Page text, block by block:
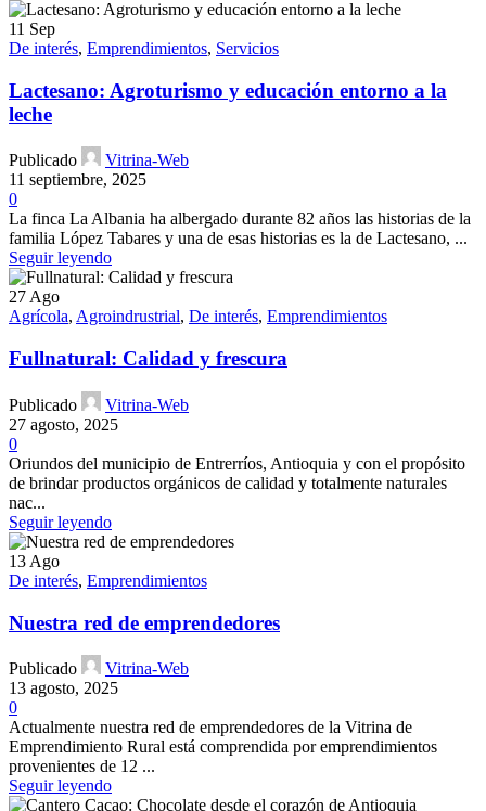
11 Sep
De interés, Emprendimientos, Servicios
Lactesano: Agroturismo y educación entorno a la
leche
Publicado
Vitrina-Web
11 septiembre, 2025
0
La finca La Albania ha albergado durante 82 años las historias de la
familia López Tabares y una de esas historias es la de Lactesano, ...
Seguir leyendo
27Ago
Agrícola, Agroindrustrial, De interés, Emprendimientos
Fullnatural: Calidad y frescura
Publicado
Vitrina-Web
27 agosto, 2025
0
Oriundos del municipio de Entrerríos, Antioquia y con el propósito
de brindar productos orgánicos de calidad y totalmente naturales
nac...
Seguir leyendo
13 Ago
De interés, Emprendimientos
Nuestra red de emprendedores
Publicado
Vitrina-Web
13 agosto, 2025
0
Actualmente nuestra red de emprendedores de la Vitrina de
Emprendimiento Rural está comprendida por emprendimientos
provenientes de 12 ...
Seguir leyendo